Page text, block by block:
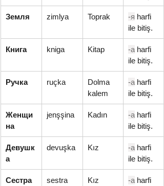
Земля zimlya Toprak -я harfi
ile bitiş.
Книга kniga Kitap -а harfi
ile bitiş.
Ручка ruçka
Dolma
kalem
-а harfi
ile bitiş.
Женщи
на
jenşşina Kadın -а harfi
ile bitiş.
Девушк
а
devuşka Kız -а harfi
ile bitiş.
Сестра sestra
Kız
-а harfi